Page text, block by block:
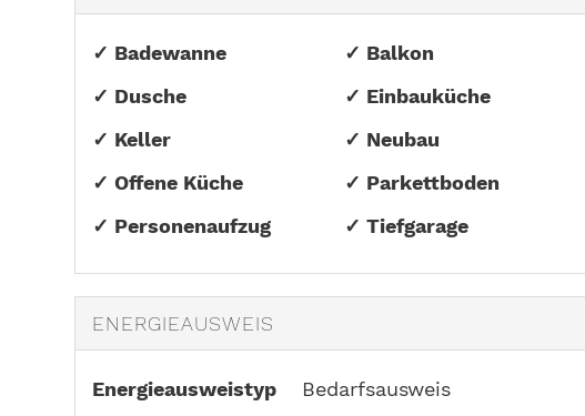
✓ Badewanne
✓ Balkon
✓ Dusche
✓ Einbauküche
✓ Keller
✓ Neubau
✓ Offene Küche
✓ Parkettboden
✓ Personenaufzug
✓ Tiefgarage
ENERGIEAUSWEIS
Energieausweistyp
Bedarfs­ausweis